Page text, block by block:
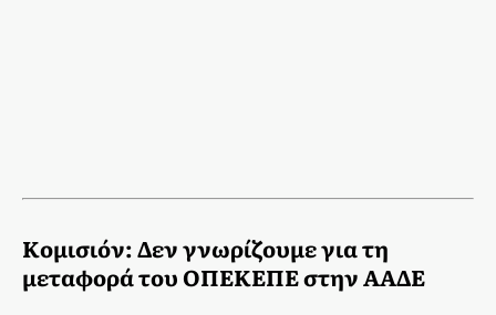
Κομισιόν: Δεν γνωρίζουμε για τη
μεταφορά του ΟΠΕΚΕΠΕ στην ΑΑΔΕ